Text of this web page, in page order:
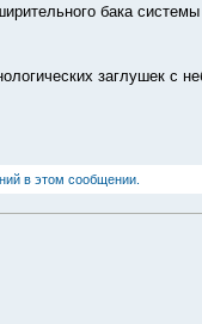
бака
заглушек с
в этом сообщении.